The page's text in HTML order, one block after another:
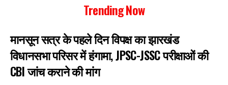
Trending Now
मानसून सत्र के पहले दिन विपक्ष का झारखंड
विधानसभा परिसर में हंगामा, JPSC-JSSC परीक्षाओं की
CBI जांच कराने की मांग